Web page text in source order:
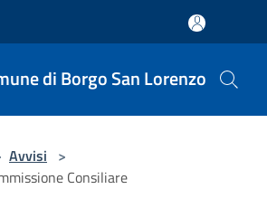
di Borgo San Lorenzo
Avvisi >
Consiliare